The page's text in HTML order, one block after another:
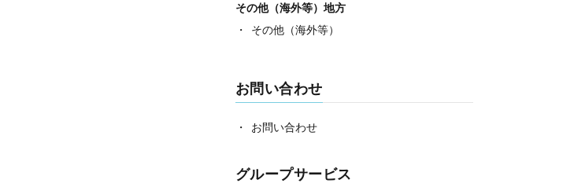
その他（海外等）地方
その他（海外等）
お問い合わせ
お問い合わせ
グループサービス